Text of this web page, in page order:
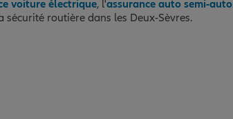
voiture électrique, l'assurance auto semi-
routière dans les Deux-Sèvres.